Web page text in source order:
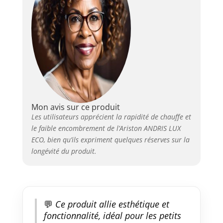
maintenant le
même niveau de
confort Double
protection : Anode
magnésium pour
lutter contre la
corrosion et
résistance blindée
contre le
conforme aux
normes françaises
et européennes de
sécurité électrique
affichage LED
Installation facile
Mon avis sur ce produit
Les utilisateurs apprécient la rapidité de chauffe et
le faible encombrement de l’Ariston ANDRIS LUX
ECO, bien qu’ils expriment quelques réserves sur la
longévité du produit.
💬 Ce produit allie esthétique et
fonctionnalité, idéal pour les petits